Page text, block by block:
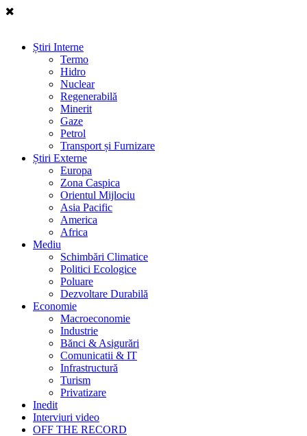
Știri Interne
Termo
Hidro
Nuclear
Regenerabilă
Minerit
Gaze
Petrol
Transport și Furnizare
Știri Externe
Europa
Zona Caspica
Orientul Mijlociu
Asia Pacific
America
Africa
Mediu
Schimbări Climatice
Politici Ecologice
Poluare
Dezvoltare Durabilă
Economie
Macroeconomie
Industrie
Bănci & Asigurări
Comunicatii & IT
Infrastructură
Turism
Privatizare
Inedit
Interviuri video
OFF THE RECORD